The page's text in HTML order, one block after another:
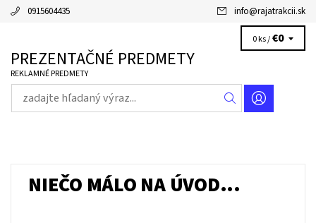
0915604435 info@rajatrakcii.sk
PREZENTAČNÉ PREDMETY
REKLAMNÉ PREDMETY
0 ks /€0
NIEČO MÁLO NA ÚVOD...